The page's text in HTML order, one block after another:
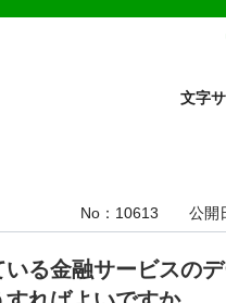
文字
No 10613 公開
る金融サービスの